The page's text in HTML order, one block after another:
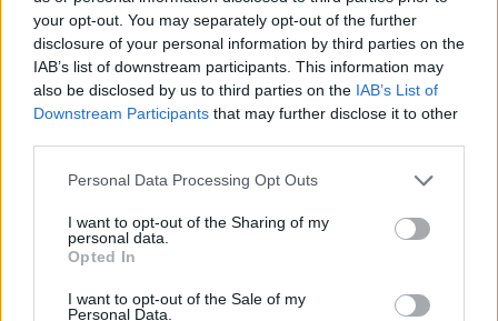
your opt-out. You may separately opt-out of the further
disclosure of your personal information by third parties on the
IAB’s list of downstream participants. This information may
also be disclosed by us to third parties on the IAB’s List of
Downstream Participants that may further disclose it to other
Personal Data Processing Opt Outs
I want to opt-out of the Sharing of my
personal data.
Opted In
I want to opt-out of the Sale of my
Personal Data.
Znamiona płaskie
Dzień dobry. Szukam rodziców, których dziecko miało
podobne zmiany. Mój synek ma 7 lat. Na jednej stronie
twarzy, przy ustach i policzku, ma kilka płaskich
gość
pacjenta